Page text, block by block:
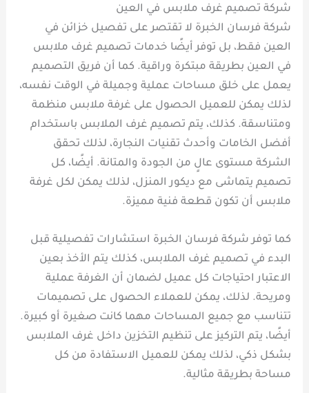
شركة تصميم غرف ملابس في العين
شركة فرسان الخبرة لا تقتصر على تفصيل خزائن في
العين فقط، بل توفر أيضًا خدمات تصميم غرف ملابس
في العين بطريقة مبتكرة وراقية. كما أن فريق التصميم
يعمل على خلق مساحات عملية وجميلة في الوقت نفسه،
لذلك يمكن للعميل الحصول على غرفة ملابس منظمة
ومتناسقة. كذلك، يتم تصميم غرف الملابس باستخدام
أفضل الخامات وأحدث تقنيات النجارة، لذلك تحقق
الشركة مستوى عالٍ من الجودة والمتانة. أيضًا، كل
تصميم يتماشى مع ديكور المنزل، لذلك يمكن لكل غرفة
ملابس أن تكون قطعة فنية مميزة.
كما توفر شركة فرسان الخبرة استشارات تفصيلية قبل
البدء في تصميم غرف الملابس، كذلك يتم الأخذ بعين
الاعتبار احتياجات كل عميل لضمان أن الغرفة عملية
ومريحة. لذلك، يمكن للعملاء الحصول على تصميمات
تتناسب مع جميع المساحات مهما كانت صغيرة أو كبيرة.
أيضًا، يتم التركيز على تنظيم التخزين داخل غرف الملابس
بشكل ذكي، لذلك يمكن للعميل الاستفادة من كل
مساحة بطريقة مثالية.